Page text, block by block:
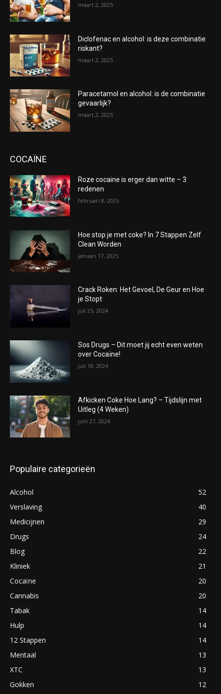
maart 2, 2025
Diclofenac en alcohol: is deze combinatie
riskant?
maart 2, 2025
Paracetamol en alcohol: is de combinatie
gevaarlijk?
maart 2, 2025
COCAÏNE
Roze cocaine is erger dan witte – 3
redenen
februari 8, 2025
Hoe stop je met coke? In 7 Stappen Zelf
Clean Worden
januari 17, 2025
Crack Roken: Het Gevoel, De Geur en Hoe
je Stopt
juli 25, 2024
Sos Drugs – Dit moet jij echt even weten
over Cocaïne!
juli 18, 2024
Afkicken Coke Hoe Lang? – Tijdslijn met
Uitleg (4 Weken)
juni 27, 2024
Populaire categorieën
Alcohol
52
Verslaving
40
Medicijnen
29
Drugs
24
Blog
22
Kliniek
21
Cocaïne
20
Cannabis
20
Tabak
14
Hulp
14
12 Stappen
14
Mentaal
13
XTC
13
Gokken
12